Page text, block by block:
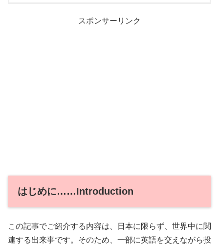
スポンサーリンク
はじめに……Introduction
この記事でご紹介する内容は、日本に限らず、世界中に関
連する出来事です。そのため、一部に英語を交えながら投